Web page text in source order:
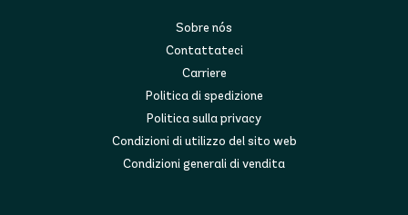
Sobre nós
Contattateci
Carriere
Politica di spedizione
Politica sulla privacy
Condizioni di utilizzo del sito web
Condizioni generali di vendita